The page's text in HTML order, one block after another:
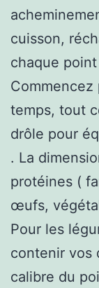
cuisson,
chaque
Commencez
temps, tout
drôle pour
. La
protéines (
œufs,
Pour les
contenir vos
calibre du